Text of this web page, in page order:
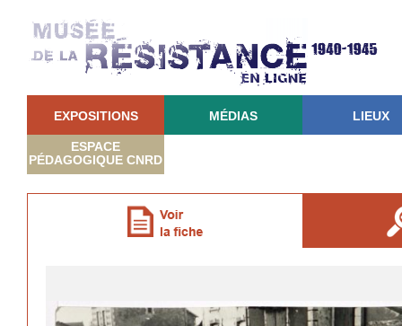
EXPOSITIONS MÉDIAS LIEUX
ESPACE
PÉDAGOGIQUE CNRD